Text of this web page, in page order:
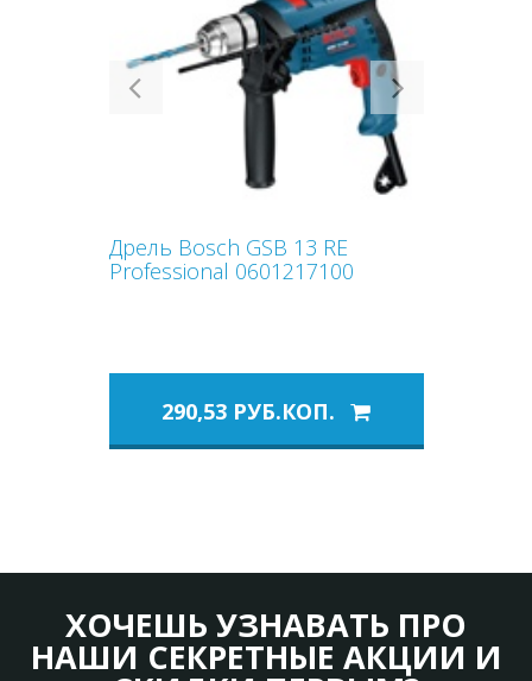
Previous Next
Дрель Bosch GSB 13 RE
Professional 0601217100
290,53 РУБ.КОП.
ХОЧЕШЬ УЗНАВАТЬ ПРО
НАШИ СЕКРЕТНЫЕ АКЦИИ И